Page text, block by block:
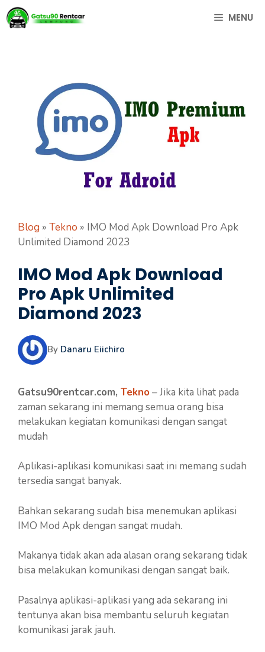
Langsung
ke
MENU
Blog » Tekno » IMO Mod Apk Download Pro Apk
Unlimited Diamond 2023
IMO Mod Apk Download
Pro Apk Unlimited
Diamond 2023
By Danaru Eiichiro
Gatsu90rentcar.com, Tekno– Jika kita lihat pada
zaman sekarang ini memang semua orang bisa
melakukan kegiatan komunikasi dengan sangat
mudah
Aplikasi-aplikasi komunikasi saat ini memang sudah
tersedia sangat banyak.
Bahkan sekarang sudah bisa menemukan aplikasi
IMO Mod Apk dengan sangat mudah.
Makanya tidak akan ada alasan orang sekarang tidak
bisa melakukan komunikasi dengan sangat baik.
Pasalnya aplikasi-aplikasi yang ada sekarang ini
tentunya akan bisa membantu seluruh kegiatan
komunikasi jarak jauh.